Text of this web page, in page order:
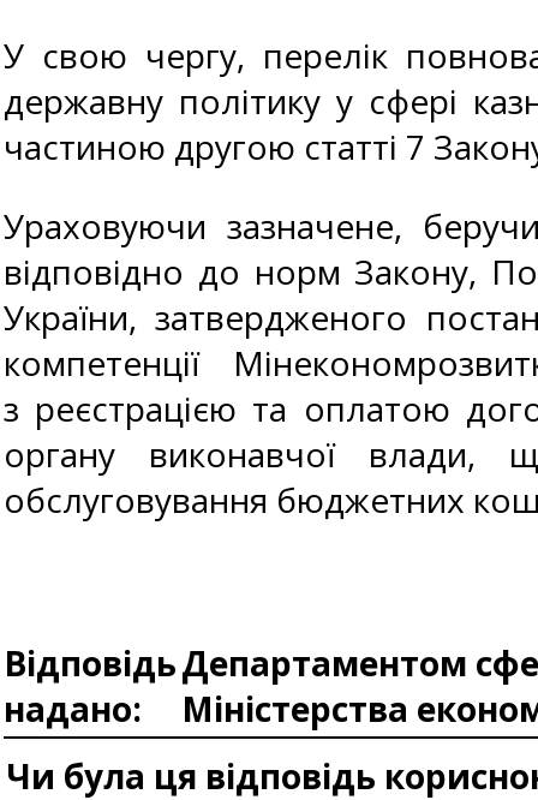
У свою чергу, перелік
державну політику у сфері
частиною другою статті 7
Ураховуючи зазначене,
відповідно до норм Закону,
України, затвердженого
компетенції
з реєстрацією та оплатою
органу виконавчої влади,
обслуговування бюджетних
Відповідь
надано:
Департаментом
Міністерства
Чи була ця відповідь